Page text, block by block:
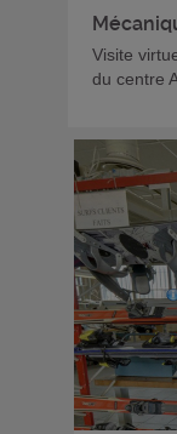
Visite
du centre